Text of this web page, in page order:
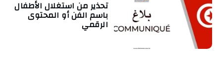
تحذير من استغلال الأطفال
باسم الفن أو المحتوى
الرقمي